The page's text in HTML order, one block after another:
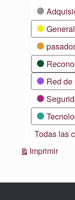
General
Red de
Todas las
ImprimirVistas